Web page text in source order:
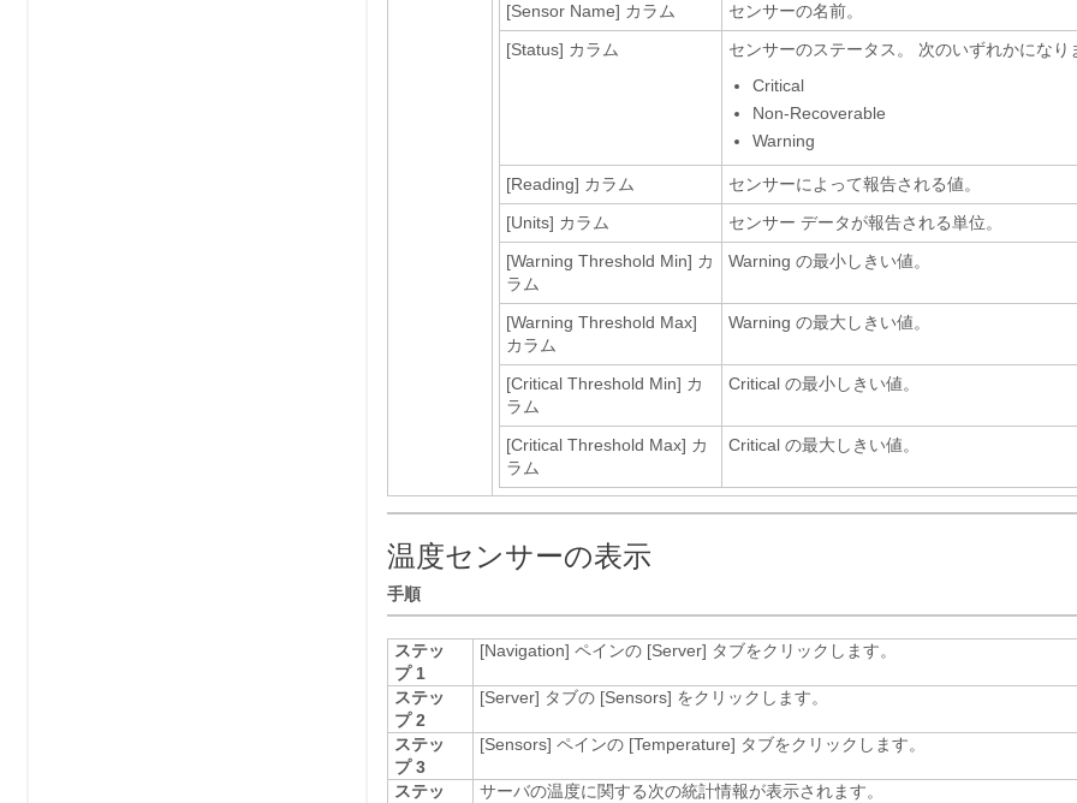
[Sensor Name] カラム
センサーの名前。
[Status] カラム
センサーのステータス。 次のいずれかになり
Critical
Non-Recoverable
Warning
[Reading] カラム
センサーによって報告される値。
[Units] カラム
センサー データが報告される単位。
[Warning Threshold Min] カ
ラム
Warning の最小しきい値。
[Warning Threshold Max]
カラム
Warning の最大しきい値。
[Critical Threshold Min] カ
ラム
Critical の最小しきい値。
[Critical Threshold Max] カ
ラム
Critical の最大しきい値。
温度センサーの表示
手順
ステッ
プ 1
[Navigation] ペインの [Server] タブをクリックします。
ステッ
プ 2
[Server] タブの [Sensors] をクリックします。
ステッ
プ 3
[Sensors] ペインの [Temperature] タブをクリックします。
ステッ
サーバの温度に関する次の統計情報が表示されます。